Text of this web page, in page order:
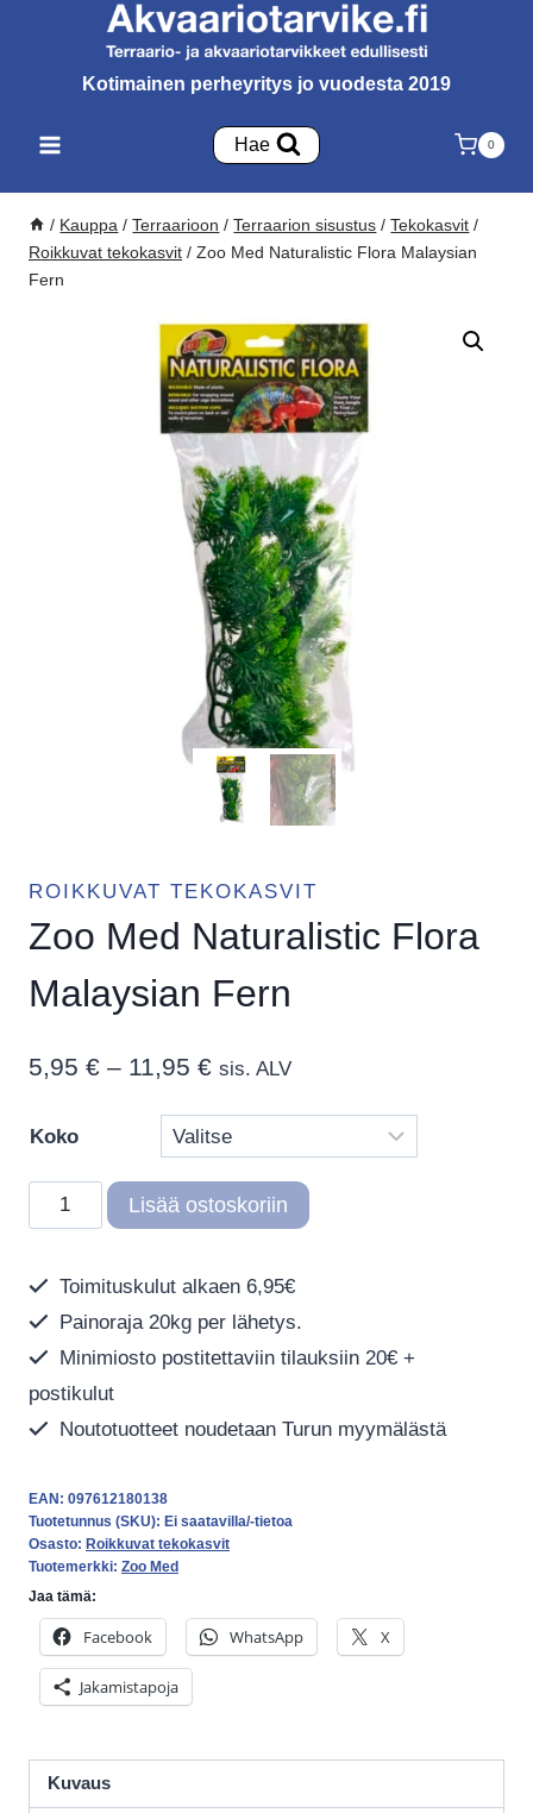
Kotimainen perheyritys jo vuodesta 2019
Hae 0
/ Kauppa / Terraarioon / Terraarion sisustus / Tekokasvit /
Roikkuvat tekokasvit / Zoo Med Naturalistic Flora Malaysian
Fern
ROIKKUVAT TEKOKASVIT
Zoo Med Naturalistic Flora
Malaysian Fern
5,95 € – 11,95 € Hintaluokka:
-
11,95 €
sis. ALV
Koko
Med
Flora
Malaysian
Fern
määrä
Lisää ostoskoriin
Toimituskulut alkaen 6,95€
Painoraja 20kg per lähetys.
Minimiosto postitettaviin tilauksiin 20€ +
postikulut
Noutotuotteet noudetaan Turun myymälästä
EAN: 097612180138
Tuotetunnus (SKU): Ei saatavilla/-tietoa
Osasto: Roikkuvat tekokasvit
Tuotemerkki: Zoo Med
Jaa tämä:
Facebook WhatsApp X
Jakamistapoja
Kuvaus